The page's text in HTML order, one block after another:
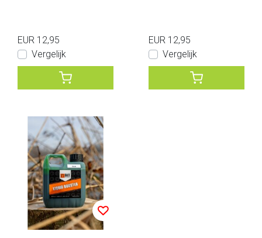
EUR 12,95
Vergelijk
EUR 12,95
Vergelijk